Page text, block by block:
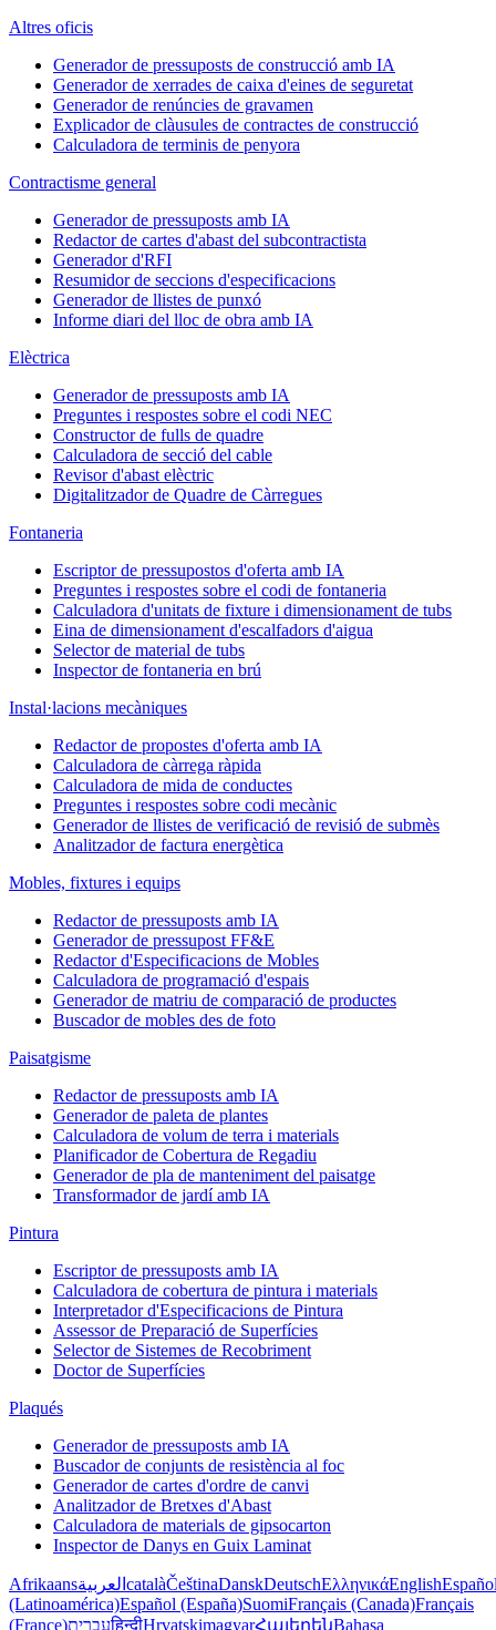
Altres oficis
Generador de pressuposts de construcció amb IA
Generador de xerrades de caixa d'eines de seguretat
Generador de renúncies de gravamen
Explicador de clàusules de contractes de construcció
Calculadora de terminis de penyora
Contractisme general
Generador de pressuposts amb IA
Redactor de cartes d'abast del subcontractista
Generador d'RFI
Resumidor de seccions d'especificacions
Generador de llistes de punxó
Informe diari del lloc de obra amb IA
Elèctrica
Generador de pressuposts amb IA
Preguntes i respostes sobre el codi NEC
Constructor de fulls de quadre
Calculadora de secció del cable
Revisor d'abast elèctric
Digitalitzador de Quadre de Càrregues
Fontaneria
Escriptor de pressupostos d'oferta amb IA
Preguntes i respostes sobre el codi de fontaneria
Calculadora d'unitats de fixture i dimensionament de tubs
Eina de dimensionament d'escalfadors d'aigua
Selector de material de tubs
Inspector de fontaneria en brú
Instal·lacions mecàniques
Redactor de propostes d'oferta amb IA
Calculadora de càrrega ràpida
Calculadora de mida de conductes
Preguntes i respostes sobre codi mecànic
Generador de llistes de verificació de revisió de submès
Analitzador de factura energètica
Mobles, fixtures i equips
Redactor de pressuposts amb IA
Generador de pressupost FF&E
Redactor d'Especificacions de Mobles
Calculadora de programació d'espais
Generador de matriu de comparació de productes
Buscador de mobles des de foto
Paisatgisme
Redactor de pressuposts amb IA
Generador de paleta de plantes
Calculadora de volum de terra i materials
Planificador de Cobertura de Regadiu
Generador de pla de manteniment del paisatge
Transformador de jardí amb IA
Pintura
Escriptor de pressuposts amb IA
Calculadora de cobertura de pintura i materials
Interpretador d'Especificacions de Pintura
Assessor de Preparació de Superfícies
Selector de Sistemes de Recobriment
Doctor de Superfícies
Plaqués
Generador de pressuposts amb IA
Buscador de conjunts de resistència al foc
Generador de cartes d'ordre de canvi
Analitzador de Bretxes d'Abast
Calculadora de materials de gipsocarton
Inspector de Danys en Guix Laminat
Afrikaansالعربية catalàČeštinaDanskDeutschΕλληνικάEnglish
(Latinoamérica)Español (España)SuomiFrançais (Canada)Français
(France)עבריתहिन्दीHrvatskimagyarՀայերենBahasa